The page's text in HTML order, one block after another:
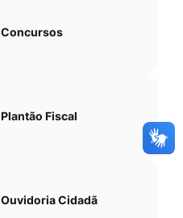
Concursos
Plantão Fiscal
Ouvidoria Cidadã